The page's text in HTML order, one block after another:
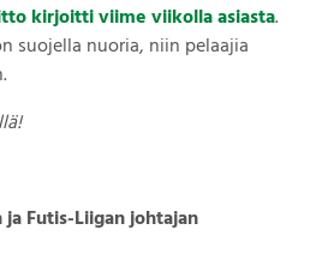
kirjoitti viime viikolla asiasta.
suojella nuoria, niin pelaajia
Futis-Liigan johtajan